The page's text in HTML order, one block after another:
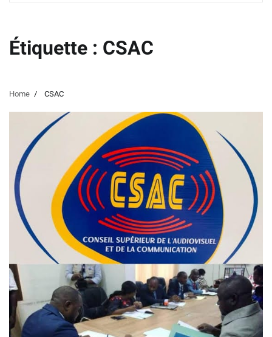
Étiquette : CSAC
Home CSAC